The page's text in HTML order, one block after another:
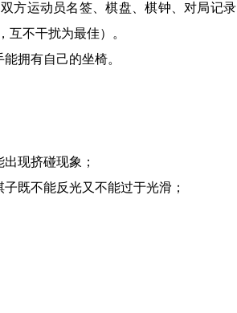
方运动员名签、棋盘、棋钟、对局记录
互不干扰为最佳）。
拥有自己的坐椅。
现挤碰现象；
既不能反光又不能过于光滑；